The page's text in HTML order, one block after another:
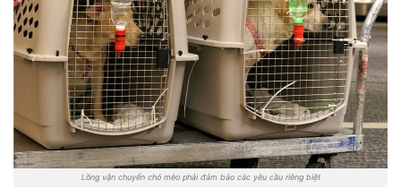
Lồng vận chuyển chó mèo phải đảm bảo các yêu cầu riêng biệt